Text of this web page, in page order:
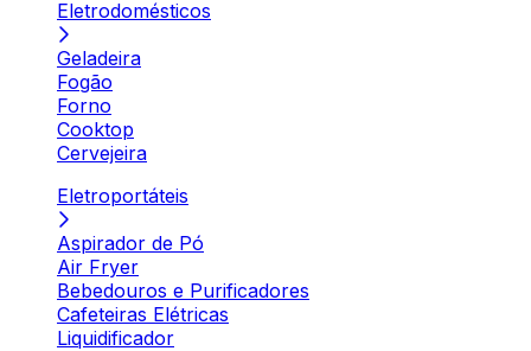
Eletrodomésticos
Geladeira
Fogão
Forno
Cooktop
Cervejeira
Eletroportáteis
Aspirador de Pó
Air Fryer
Bebedouros e Purificadores
Cafeteiras Elétricas
Liquidificador